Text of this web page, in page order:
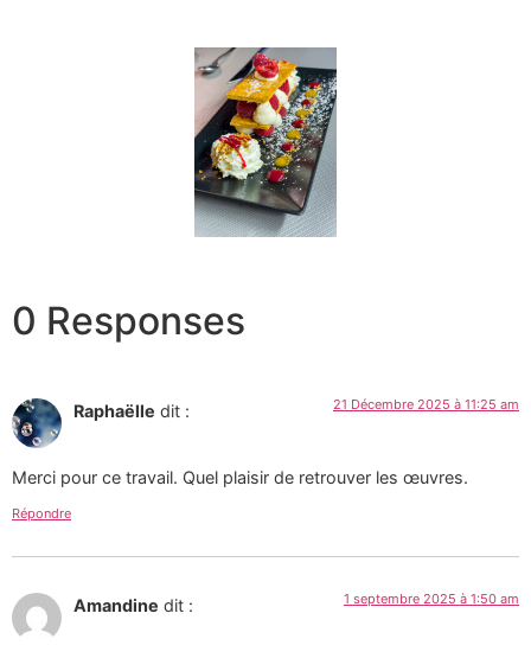
0 Responses
Raphaëlle dit : 21 Décembre 2025 à 11:25 am
Merci pour ce travail. Quel plaisir de retrouver les œuvres.
Répondre
Amandine dit : 1 septembre 2025 à 1:50 am